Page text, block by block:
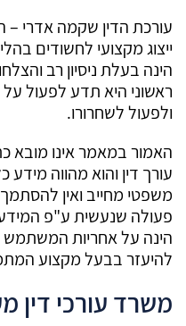
עורכת הדין שקמה אדרי –
ייצוג מקצועי לחשודים
הינה בעלת ניסיון רב
ראשוני היא תדע לפעול
ולפעול לשחרורו.
האמור במאמר אינו מובא
עורך דין והוא מהווה מידע
משפטי מחייב ואין
פעולה שנעשית ע"פ
הינה על אחריות
להיעזר בבעל מקצוע
משרד עורכי דין